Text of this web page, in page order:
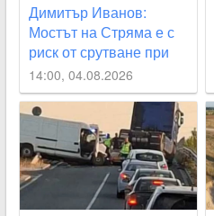
Димитър Иванов:
Мостът на Стряма е с
риск от срутване при
наводнение
14:00, 04.08.2026